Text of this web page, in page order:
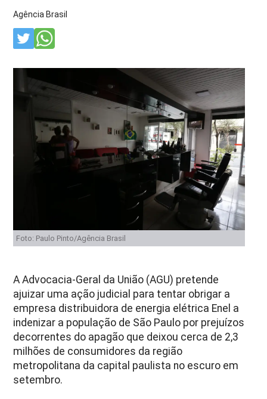
Agência Brasil
Foto: Paulo Pinto/Agência Brasil
A Advocacia-Geral da União (AGU) pretende
ajuizar uma ação judicial para tentar obrigar a
empresa distribuidora de energia elétrica Enel a
indenizar a população de São Paulo por prejuízos
decorrentes do apagão que deixou cerca de 2,3
milhões de consumidores da região
metropolitana da capital paulista no escuro em
setembro.